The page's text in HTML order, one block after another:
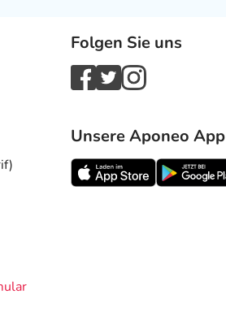
Folgen Sie uns
Unsere Aponeo App